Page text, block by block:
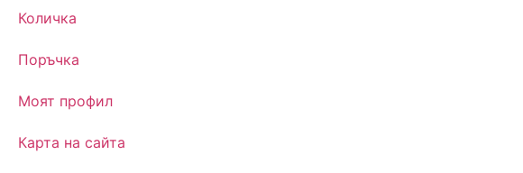
Количка
Поръчка
Моят профил
Карта на сайта